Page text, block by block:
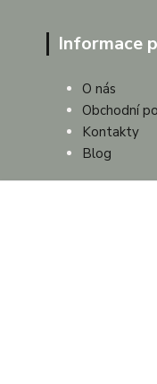
Informace
O nás
Obchodní
Kontakty
Blog